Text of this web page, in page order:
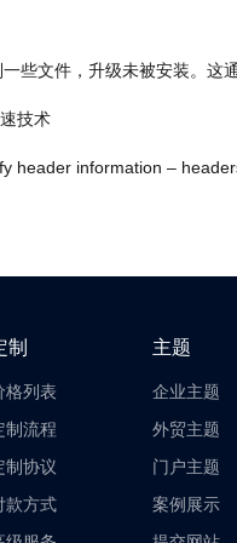
未被安装。这通常是因为存在不一致的
技术
headers already sent by(output started at /
制
格列表
制流程
制协议
款方式
主题
企业主题
外贸主题
门户主题
案例展示